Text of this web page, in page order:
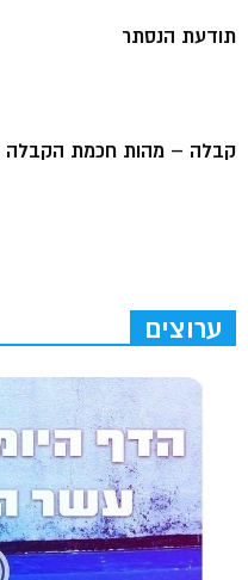
תודעת הנסתר
קבלה – מהות חכמת הקבלה
ערוצים